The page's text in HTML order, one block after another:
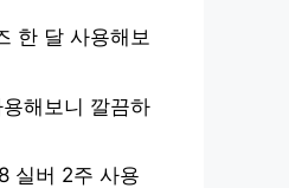
한 달 사용해보
해보니 깔끔하
실버 2주 사용